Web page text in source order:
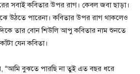
সবাই কবিতার উপর রাগ। কেবল জবা ছাড়া।
উঠতে পারেনা। কবিতার উপর রাগ থাকলেও
তার বোন শিউলি আপু কবিতার নাম শুনতে
যেন কবিতা।
“আমি বুঝতে পারছি না তুই এত বছর ধরে